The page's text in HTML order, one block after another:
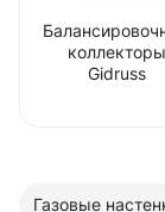
коллекторы
Gidruss
Газовые